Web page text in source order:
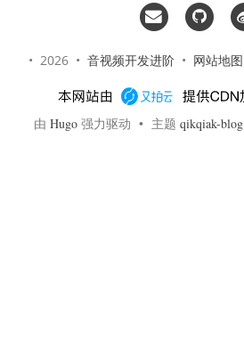
• 2026 • 音视频开发进阶• 网站地图
由 Hugo 强力驱动 • 主题 qikqiak-blog